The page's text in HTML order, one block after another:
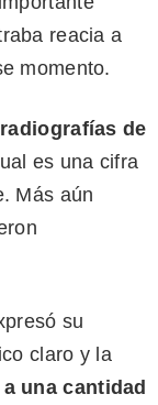
reacia a
momento.
de
es una cifra
Más aún
su
claro y la
una cantidad